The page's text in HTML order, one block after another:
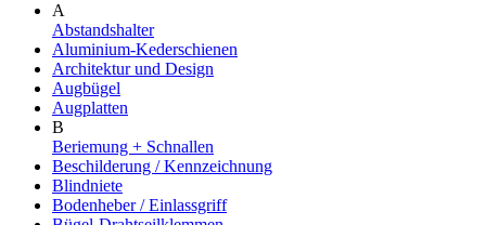
A
Abstandshalter
Aluminium-Kederschienen
Architektur und Design
Augbügel
Augplatten
B
Beriemung + Schnallen
Beschilderung / Kennzeichnung
Blindniete
Bodenheber / Einlassgriff